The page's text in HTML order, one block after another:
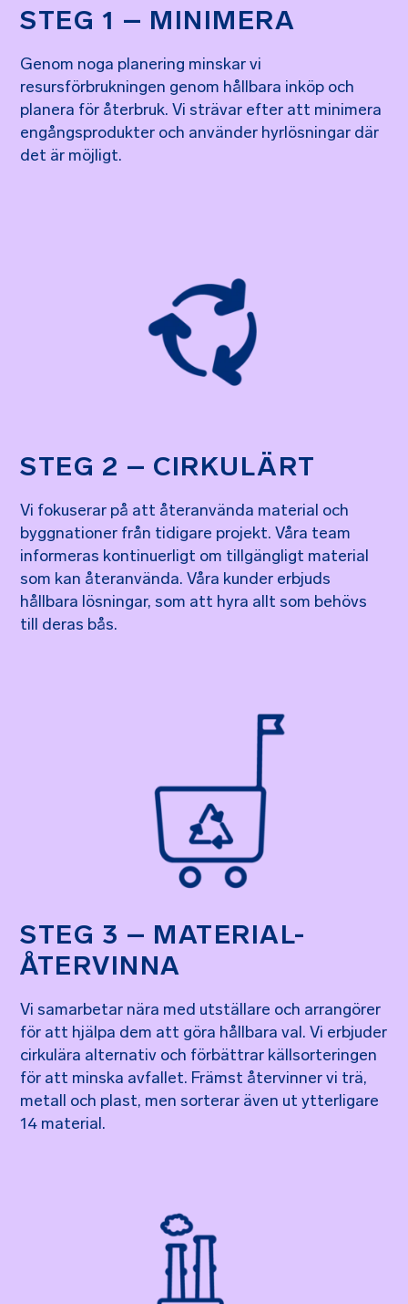
STEG 1 – MINIMERA
Genom noga planering minskar vi
resursförbrukningen genom hållbara inköp och
planera för återbruk. Vi strävar efter att minimera
engångsprodukter och använder hyrlösningar där
det är möjligt.
STEG 2 – CIRKULÄRT
Vi fokuserar på att återanvända material och
byggnationer från tidigare projekt. Våra team
informeras kontinuerligt om tillgängligt material
som kan återanvända. Våra kunder erbjuds
hållbara lösningar, som att hyra allt som behövs
till deras bås.
STEG 3 – MATERIAL-
ÅTERVINNA
Vi samarbetar nära med utställare och arrangörer
för att hjälpa dem att göra hållbara val. Vi erbjuder
cirkulära alternativ och förbättrar källsorteringen
för att minska avfallet. Främst återvinner vi trä,
metall och plast, men sorterar även ut ytterligare
14 material.